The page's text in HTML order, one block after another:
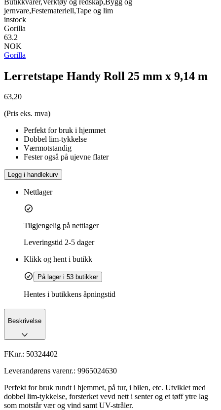
jernvare,Festemateriell,Tape og lim
instock
Gorilla
63.2
NOK
Gorilla
Lerretstape Handy Roll 25 mm x 9,14 m
63,20
(Pris eks. mva)
Perfekt for bruk i hjemmet
Dobbel lim-tykkelse
Værmotstandig
Fester også på ujevne flater
Legg i handlekurv
Nettlager
Tilgjengelig på nettlager
Leveringstid 2-5 dager
Klikk og hent i butikk
På lager i 53 butikker
Hentes i butikkens åpningstid
Beskrivelse
FKnr.: 50324402
Leverandørens varenr.: 9965024630
Perfekt for bruk rundt i hjemmet, på tur, i bilen, etc. Utviklet med
dobbel lim-tykkelse, forsterket vevd nett i senter og et tøff ytre lag
som motstår vær og vind samt UV-stråler.